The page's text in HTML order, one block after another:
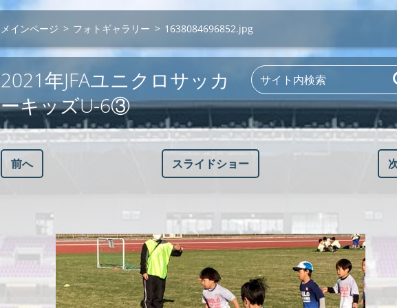
メインページ > フォトギャラリー > 1638084696852.jpg
2021年JFAユニクロサッカ
ーキッズU-6③
前へ スライドショー